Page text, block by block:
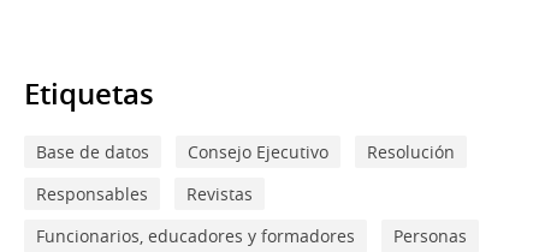
Etiquetas
Base de datos Consejo Ejecutivo
Resolución
Responsables
Revistas
Funcionarios, educadores y formadores
Personas